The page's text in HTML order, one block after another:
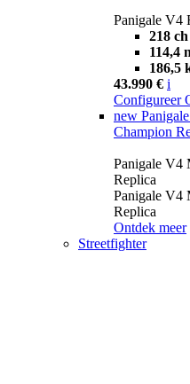
Panigale V4
218 ch
114,4
186,5
43.990 € i
Configureer
new
Champion
Panigale V4
Replica
Panigale V4
Replica
Ontdek meer
Streetfighter